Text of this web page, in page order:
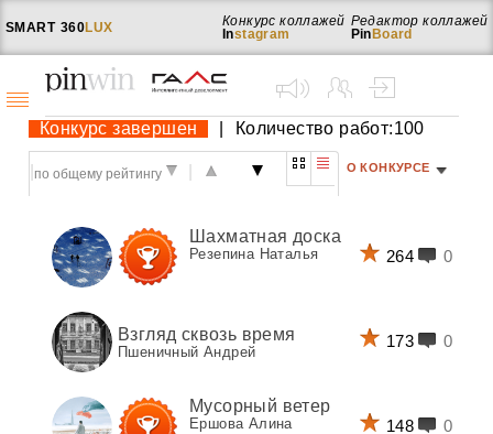
SMART 360LUX
Редактор коллажей
Pin Board
Конкурс коллажей
Instagram
Конкурс завершен Количество работ:100
О КОНКУРСЕ
Шахматная доска
Резепина Наталья 264 0
Взгляд сквозь время
Пшеничный Андрей
173 0
Мусорный ветер
Ершова Алина 148 0